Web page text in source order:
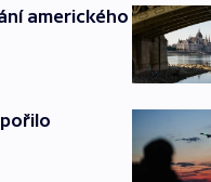
amerického